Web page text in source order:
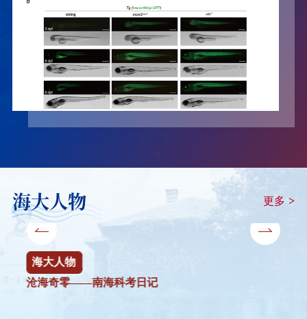
海大人物 更多 >
海大人物
沧海奇零——南海科考日记
海大人物